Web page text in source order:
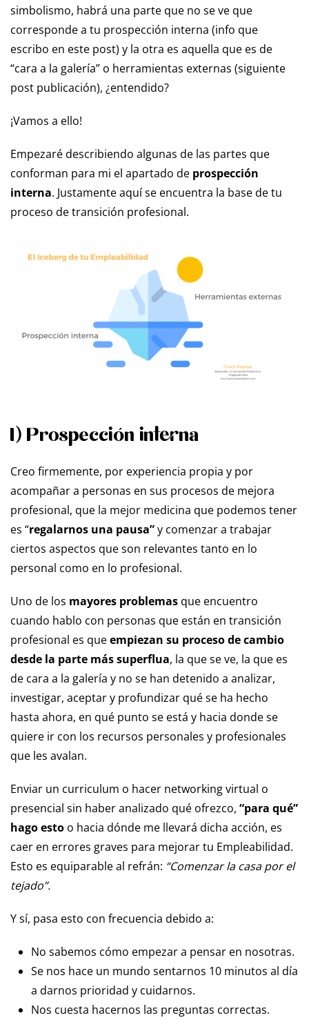
simbolismo, habrá una parte que no se ve que
corresponde a tu prospección interna (info que
escribo en este post) y la otra es aquella que es de
“cara a la galería” o herramientas externas (siguiente
post publicación), ¿entendido?
¡Vamos a ello!
Empezaré describiendo algunas de las partes que
conforman para mi el apartado de prospección
interna. Justamente aquí se encuentra la base de tu
proceso de transición profesional.
I) Prospección interna
Creo firmemente, por experiencia propia y por
acompañar a personas en sus procesos de mejora
profesional, que la mejor medicina que podemos tener
es “regalarnos una pausa”y comenzar a trabajar
ciertos aspectos que son relevantes tanto en lo
personal como en lo profesional.
Uno de los mayores problemas que encuentro
cuando hablo con personas que están en transición
profesional es queempiezan su proceso de cambio
desde la parte más superflua, la que se ve, la que es
de cara a la galería y no se han detenido a analizar,
investigar, aceptar y profundizar qué se ha hecho
hasta ahora, en qué punto se está y hacia donde se
quiere ir con los recursos personales y profesionales
que les avalan.
Enviar un curriculum o hacer networking virtual o
presencial sin haber analizado qué ofrezco, “para qué”
hago esto o hacia dónde me llevará dicha acción, es
caer en errores graves para mejorar tu Empleabilidad.
Esto es equiparable al refrán: “Comenzar la casa por el
tejado”.
Y sí, pasa esto con frecuencia debido a:
No sabemos cómo empezar a pensar en nosotras.
Se nos hace un mundo sentarnos 10 minutos al día
a darnos prioridad y cuidarnos.
Nos cuesta hacernos las preguntas correctas.